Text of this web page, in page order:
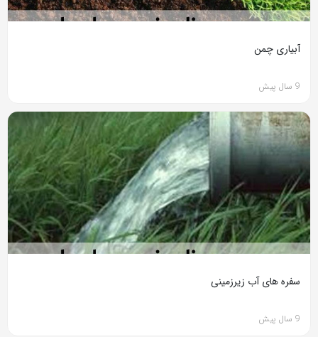
آبیاری چمن
9 سال پیش
سفره های آب زیرزمینی
9 سال پیش